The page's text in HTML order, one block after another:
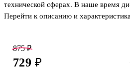
технической сферах. В наше время
используется в современных
энергетические бури и штормы,
цивилизацию. Назвав так новую
Перейти к описанию и
875 ₽
729 ₽